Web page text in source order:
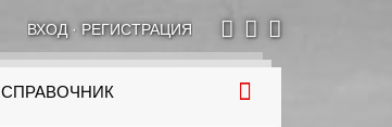
ВХОД· РЕГИСТРАЦИЯ
СПРАВОЧНИК